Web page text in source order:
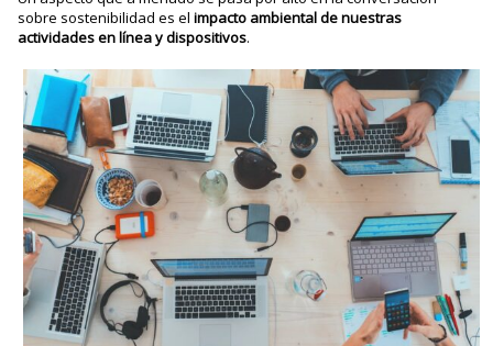
sobre sostenibilidad es elimpacto ambiental de nuestras
actividades en línea y dispositivos.